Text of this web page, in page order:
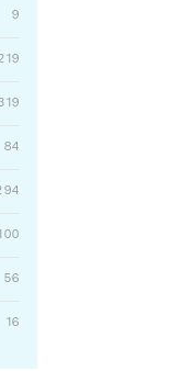
9
84
56
16